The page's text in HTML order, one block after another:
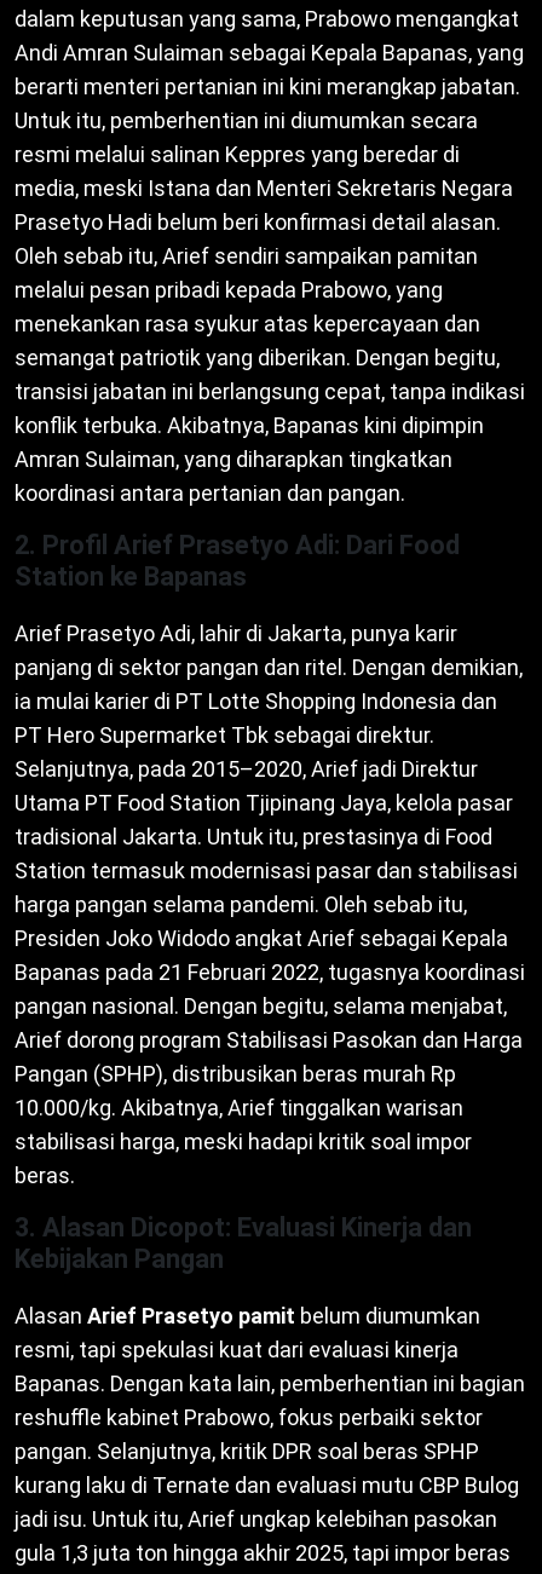
dalam keputusan yang sama, Prabowo mengangkat
Andi Amran Sulaiman sebagai Kepala Bapanas, yang
berarti menteri pertanian ini kini merangkap jabatan.
Untuk itu, pemberhentian ini diumumkan secara
resmi melalui salinan Keppres yang beredar di
media, meski Istana dan Menteri Sekretaris Negara
Prasetyo Hadi belum beri konfirmasi detail alasan.
Oleh sebab itu, Arief sendiri sampaikan pamitan
melalui pesan pribadi kepada Prabowo, yang
menekankan rasa syukur atas kepercayaan dan
semangat patriotik yang diberikan. Dengan begitu,
transisi jabatan ini berlangsung cepat, tanpa indikasi
konflik terbuka. Akibatnya, Bapanas kini dipimpin
Amran Sulaiman, yang diharapkan tingkatkan
koordinasi antara pertanian dan pangan.
2. Profil Arief Prasetyo Adi: Dari Food
Station ke Bapanas
Arief Prasetyo Adi, lahir di Jakarta, punya karir
panjang di sektor pangan dan ritel. Dengan demikian,
ia mulai karier di PT Lotte Shopping Indonesia dan
PT Hero Supermarket Tbk sebagai direktur.
Selanjutnya, pada 2015–2020, Arief jadi Direktur
Utama PT Food Station Tjipinang Jaya, kelola pasar
tradisional Jakarta. Untuk itu, prestasinya di Food
Station termasuk modernisasi pasar dan stabilisasi
harga pangan selama pandemi. Oleh sebab itu,
Presiden Joko Widodo angkat Arief sebagai Kepala
Bapanas pada 21 Februari 2022, tugasnya koordinasi
pangan nasional. Dengan begitu, selama menjabat,
Arief dorong program Stabilisasi Pasokan dan Harga
Pangan (SPHP), distribusikan beras murah Rp
10.000/kg. Akibatnya, Arief tinggalkan warisan
stabilisasi harga, meski hadapi kritik soal impor
beras.
3. Alasan Dicopot: Evaluasi Kinerja dan
Kebijakan Pangan
Alasan Arief Prasetyo pamit belum diumumkan
resmi, tapi spekulasi kuat dari evaluasi kinerja
Bapanas. Dengan kata lain, pemberhentian ini bagian
reshuffle kabinet Prabowo, fokus perbaiki sektor
pangan. Selanjutnya, kritik DPR soal beras SPHP
kurang laku di Ternate dan evaluasi mutu CBP Bulog
jadi isu. Untuk itu, Arief ungkap kelebihan pasokan
gula 1,3 juta ton hingga akhir 2025, tapi impor beras